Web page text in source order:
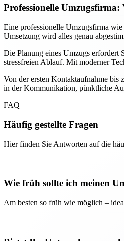
Professionelle
Eine professionelle Umzugsfirma
Umsetzung wird alles genau
Die Planung eines Umzugs erfordert
stressfreien Ablauf. Mit moderner
Von der ersten Kontaktaufnahme bis
in der Kommunikation, pünktliche
FAQ
Häufig gestellte Fragen
Hier finden Sie Antworten auf die
Wie früh sollte ich meinen
Am besten so früh wie möglich –